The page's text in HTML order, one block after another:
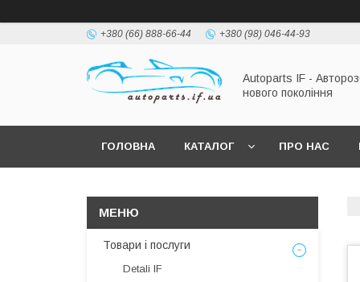
+380 (66) 888-66-44 +380 (98) 046-44-93
Autoparts IF -
нового покоління
ГОЛОВНА КАТАЛОГ ПРО НАС
Товари і послуги
Detali IF